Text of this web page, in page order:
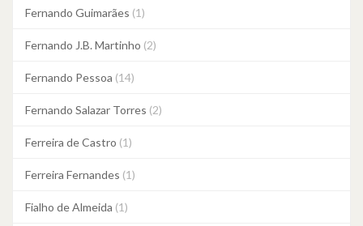
Fernando Guimarães (1)
Fernando J.B. Martinho (2)
Fernando Pessoa (14)
Fernando Salazar Torres (2)
Ferreira de Castro (1)
Ferreira Fernandes (1)
Fialho de Almeida (1)